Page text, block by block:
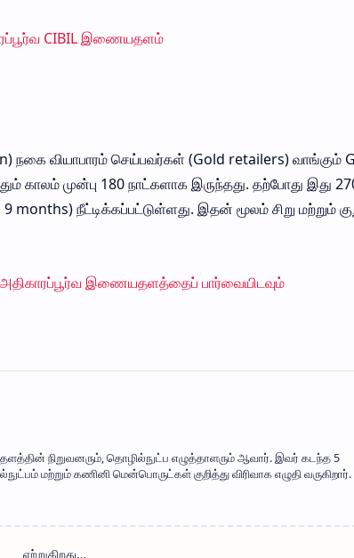
CIBIL இணையதளம்
நகை வியாபாரம் செய்பவர்கள் (Gold retailers) வாங்கும்
காலம் முன்பு 180 நாட்களாக இருந்தது. தற்போது இது
நீட்டிக்கப்பட்டுள்ளது. இதன் மூலம் சிறு மற்றும்
அதிகாரப்பூர்வ இணையதளத்தைப் பார்வையிடவும்
நிறுவனரும், தொழில்நுட்ப எழுத்தாளரும் ஆவார். இவர் கடந்த 5
மற்றும் கணினி மென்பொருட்கள் குறித்து விரிவாக எழுதி வருகிறார்.